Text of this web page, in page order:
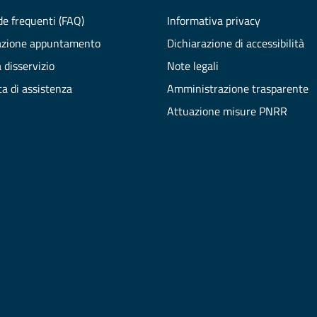
frequenti (FAQ)
appuntamento
disservizio
di assistenza
Informativa privacy
Dichiarazione di accessibilità
Note legali
Amministrazione trasparente
Attuazione misure PNRR